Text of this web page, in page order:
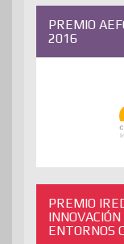
PREMIO
2016
PREMIO
ENTORNOS